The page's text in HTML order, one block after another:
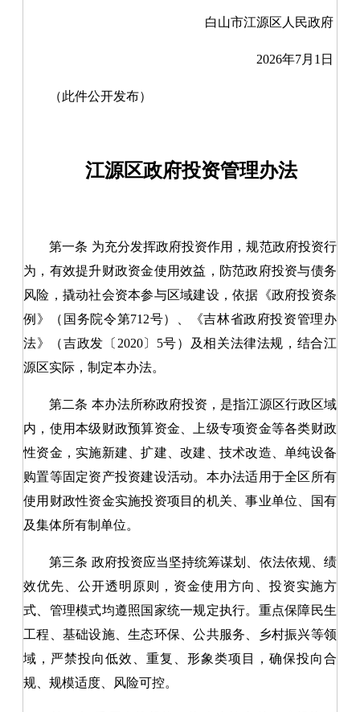
白山市江源区人民政府
2026年7月 1 日
（此件公开发布）
江源区政府投资管理办法
第一条 为充分发挥政府投资作用，规范政府投资行
为，有效提升财政资金使用效益，防范政府投资与债务
风险，撬动社会资本参与区域建设，依据《政府投资条
例》（国务院令第712号）、《吉林省政府投资管理办
法》（吉政发〔2020〕5号）及相关法律法规，结合江
源区实际，制定本办法。
第二条 本办法所称政府投资，是指江源区行政区域
内，使用本级财政预算资金、上级专项资金等各类财政
性资金，实施新建、扩建、改建、技术改造、单纯设备
购置等固定资产投资建设活动。本办法适用于全区所有
使用财政性资金实施投资项目的机关、事业单位、国有
及集体所有制单位。
第三条 政府投资应当坚持统筹谋划、依法依规、绩
效优先、公开透明原则，资金使用方向、投资实施方
式、管理模式均遵照国家统一规定执行。重点保障民生
工程、基础设施、生态环保、公共服务、乡村振兴等领
域，严禁投向低效、重复、形象类项目，确保投向合
规、规模适度、风险可控。